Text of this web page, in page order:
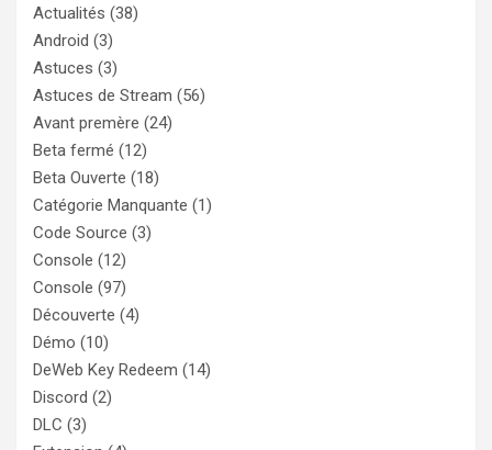
e
r
Actualités (38)
Android (3)
Astuces (3)
Astuces de Stream (56)
Avant premère (24)
Beta fermé (12)
Beta Ouverte (18)
Catégorie Manquante (1)
Code Source (3)
Console (12)
Console (97)
Découverte (4)
Démo (10)
DeWeb Key Redeem (14)
Discord (2)
DLC (3)